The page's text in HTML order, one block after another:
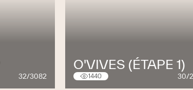
32/3082
O'VIVES (ÉTAPE 1)
1440 30/